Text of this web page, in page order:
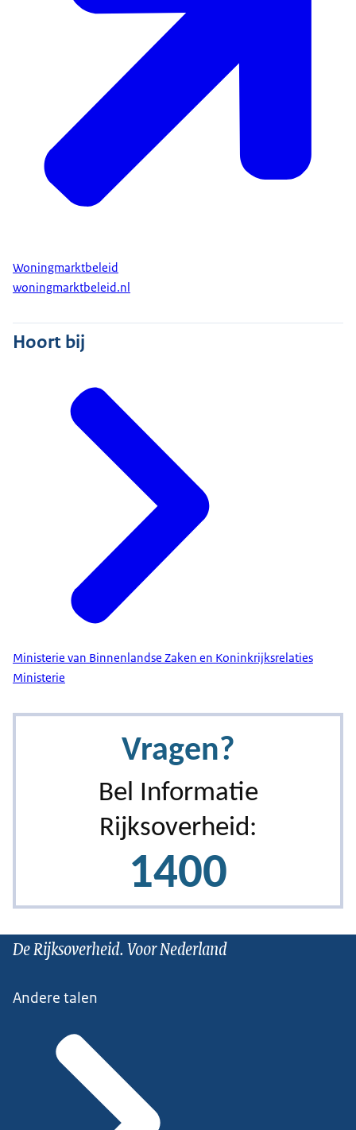
Woningmarktbeleid
woningmarktbeleid.nl
Hoort bij
Ministerie van Binnenlandse Zaken en Koninkrijksrelaties
Ministerie
De Rijksoverheid. Voor Nederland
Andere talen